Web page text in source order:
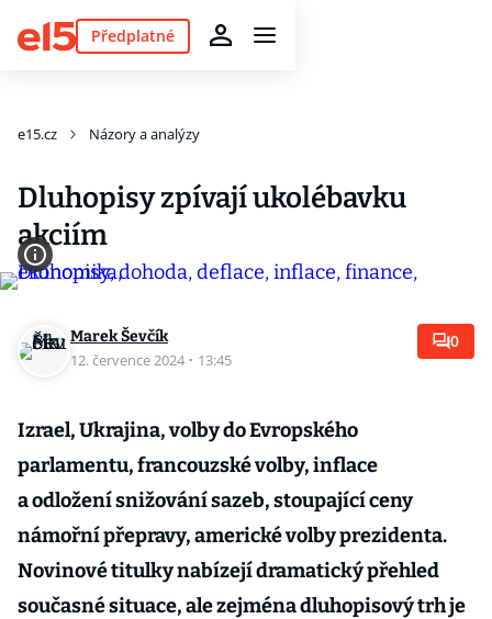
Předplatné
e15.cz Názory a analýzy
Dluhopisy zpívají ukolébavku
akciím
Marek Ševčík
12. července 2024 · 13:45
0
Izrael, Ukrajina, volby do Evropského
parlamentu, francouzské volby, inflace
a odložení snižování sazeb, stoupající ceny
námořní přepravy, americké volby prezidenta.
Novinové titulky nabízejí dramatický přehled
současné situace, ale zejména dluhopisový trh je